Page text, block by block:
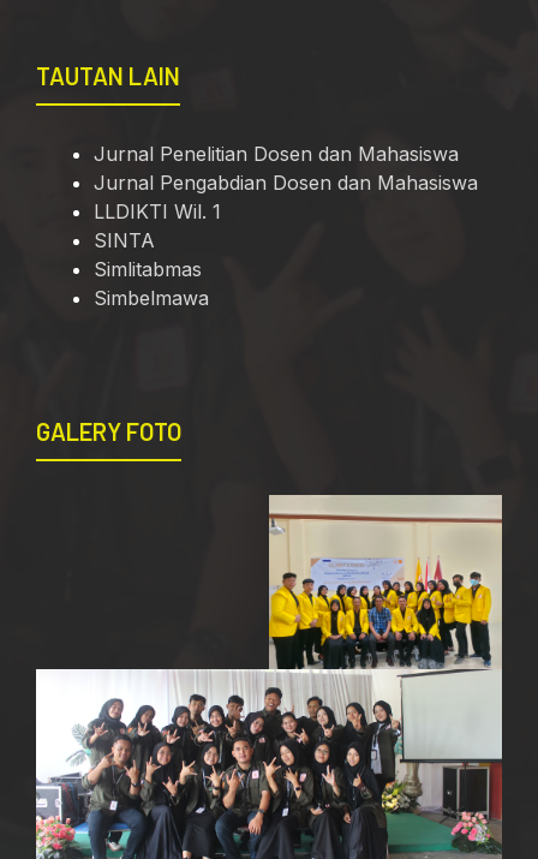
TAUTAN LAIN
Jurnal Penelitian Dosen dan Mahasiswa
Jurnal Pengabdian Dosen dan Mahasiswa
LLDIKTI Wil. 1
SINTA
Simlitabmas
Simbelmawa
GALERY FOTO